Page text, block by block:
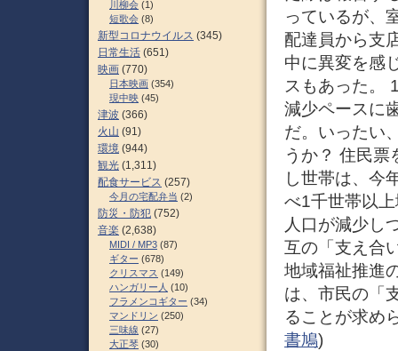
っているが、
配達員から支
中に異変を感
スもあった。
減少ペースに
だ。いったい
うか？ 住民票
し世帯は、今
べ1千世帯以
人口が減少し
互の「支え合
地域福祉推進
は、市民の「
ることが求め
書鳩)
川柳会 (1)
短歌会 (8)
新型コロナウイルス (345)
日常生活 (651)
映画 (770)
日本映画 (354)
現中映 (45)
津波 (366)
火山 (91)
環境 (944)
観光 (1,311)
配食サービス (257)
今月の宅配弁当 (2)
防災・防犯 (752)
音楽 (2,638)
MIDI / MP3 (87)
ギター (678)
クリスマス (149)
ハンガリー人 (10)
フラメンコギター (34)
マンドリン (250)
三味線 (27)
大正琴 (30)